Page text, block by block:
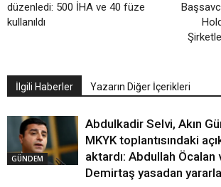
düzenledi: 500 İHA ve 40 füze
kullanıldı
İlgili Haberler Yazarın Diğer İçerikleri
GÜNDEM
Abdulkadir Selvi, Akın
MKYK toplantısındaki
aktardı: Abdullah Öcalan
Demirtaş yasadan